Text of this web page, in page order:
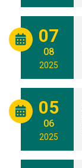
07
08
2025
05
06
2025